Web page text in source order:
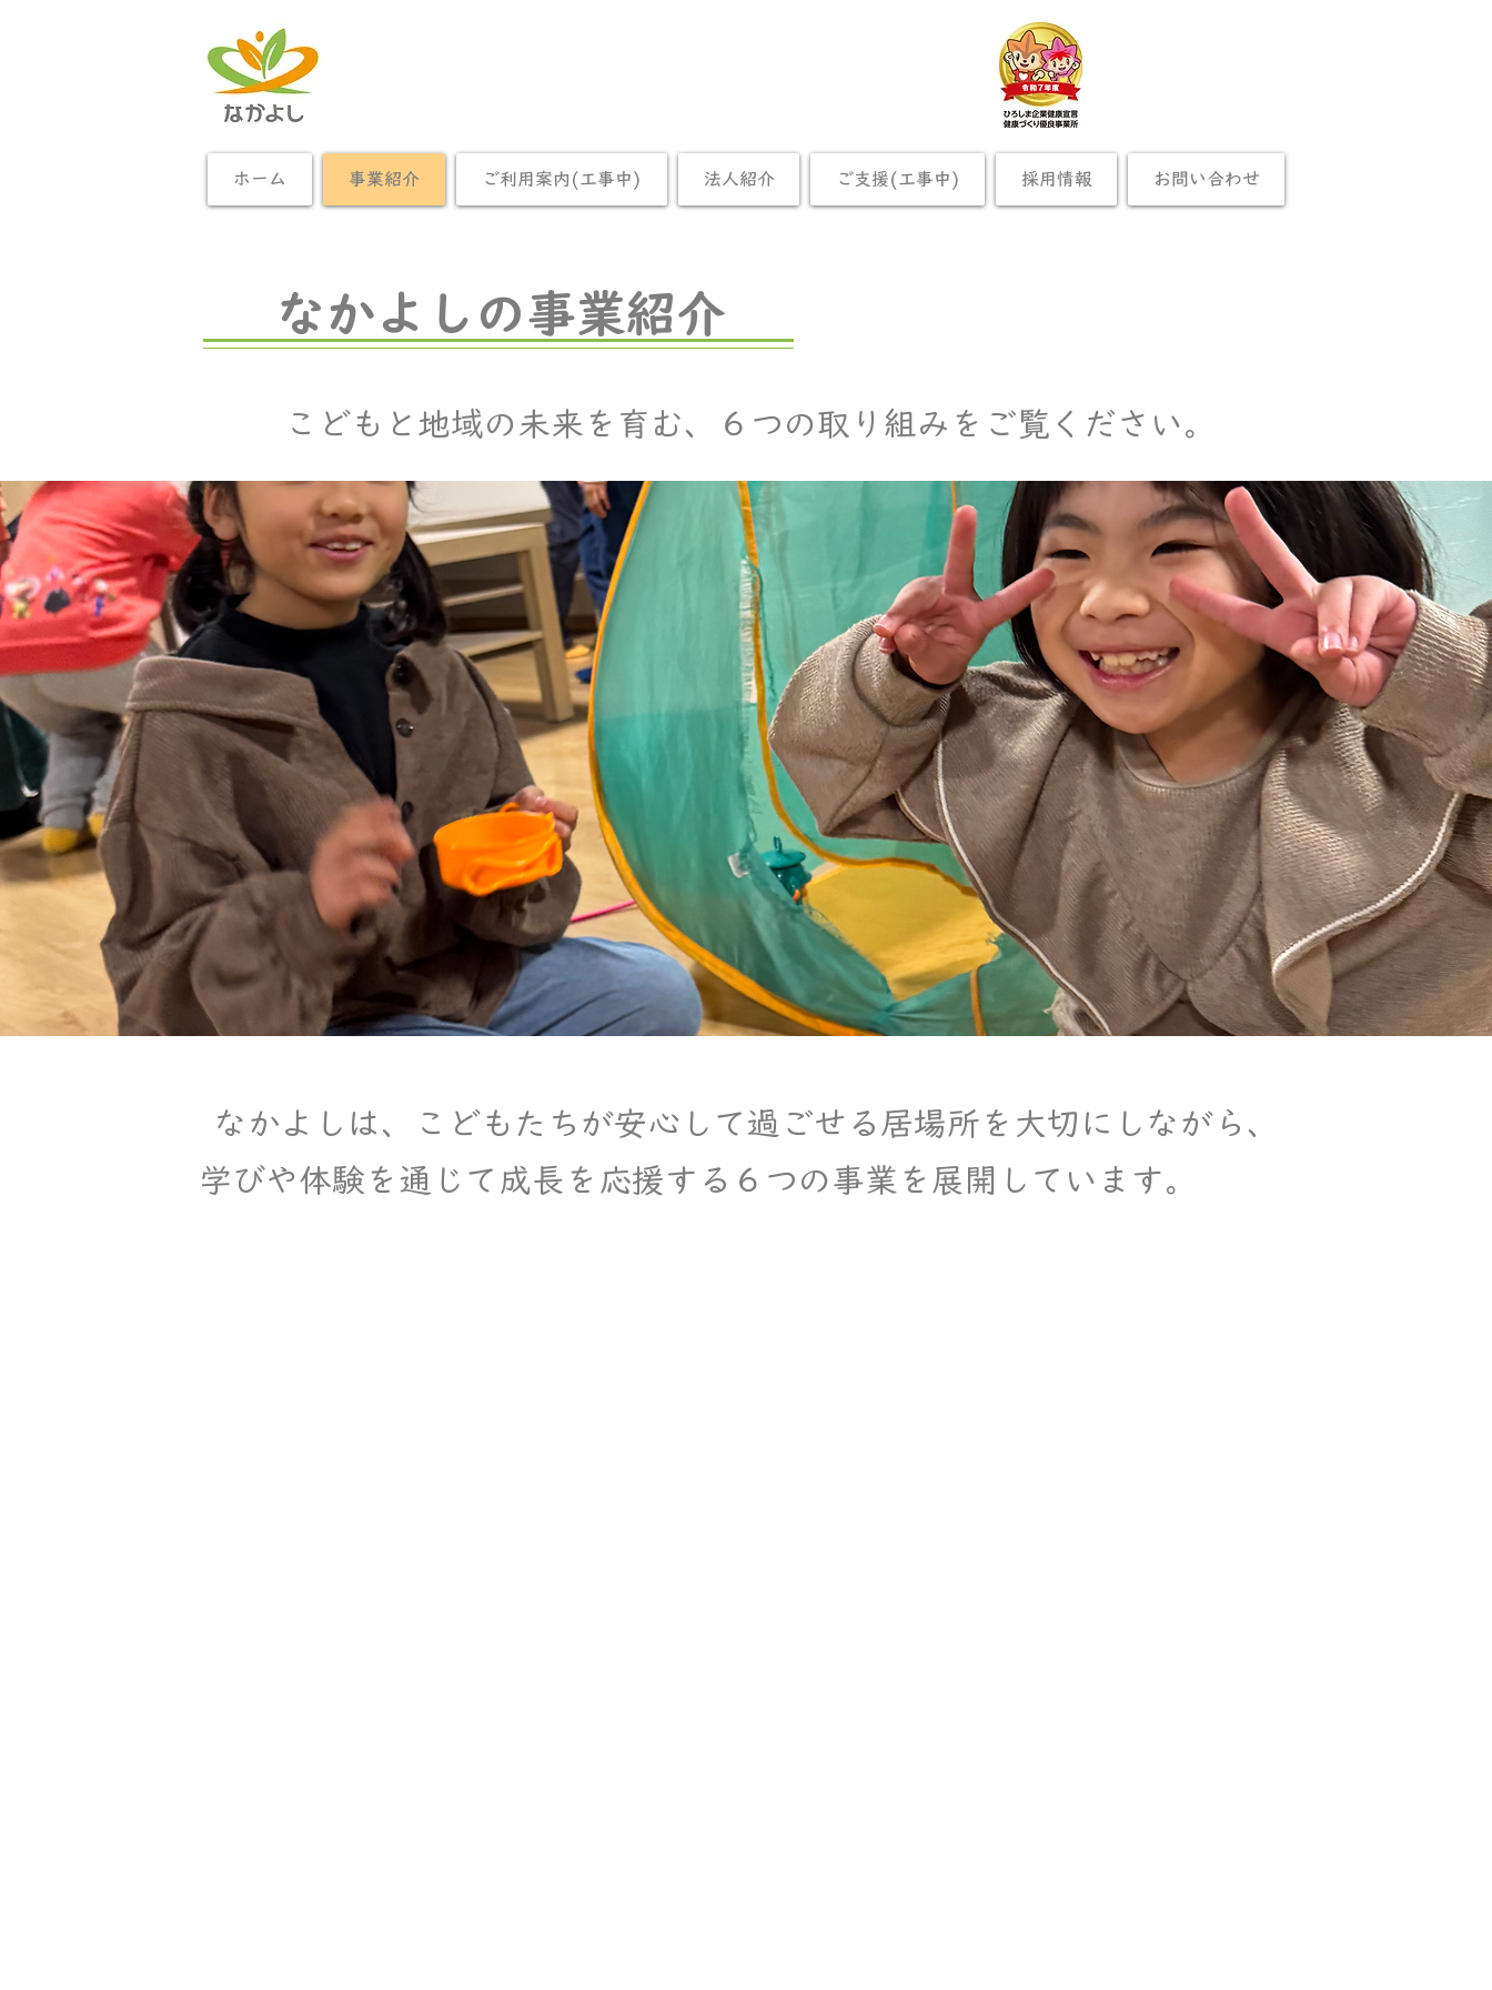
ホーム 事業紹介 ご利用案内(工事中) 法人紹介 ご支援(工事中) 採用情報 お問い合わせ
なかよしの事業紹介
こどもと地域の未来を育む、６つの取り組みをご覧ください。
なかよしは、こどもたちが安心して過ごせる居場所を大切にしながら、
学びや体験を通じて成長を応援する６つの事業を展開しています。